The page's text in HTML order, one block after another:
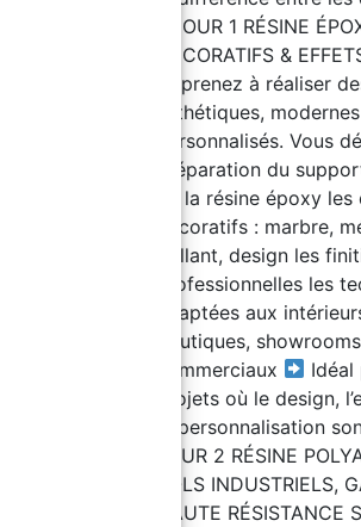
? JOUR 1 RÉSINE
DÉCORATIFS &
Apprenez à réaliser
esthétiques,
personnalisés. Vous
préparation du
de la résine époxy
décoratifs : marbre,
brillant, design les
professionnelles les
adaptées aux
boutiques,
commerciaux
Idéal
projets où le design,
la personnalisation
JOUR 2 RÉSINE
SOLS INDUSTRIELS,
HAUTE RÉSISTANCE